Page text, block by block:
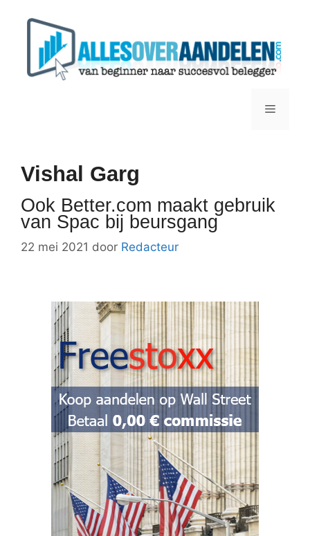
Menu
Vishal Garg
Ook Better.com maakt gebruik
van Spac bij beursgang
22 mei 2021 door Redacteur